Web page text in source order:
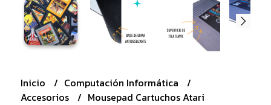
Inicio
Computación Informática
Accesorios
Mousepad Cartuchos Atari